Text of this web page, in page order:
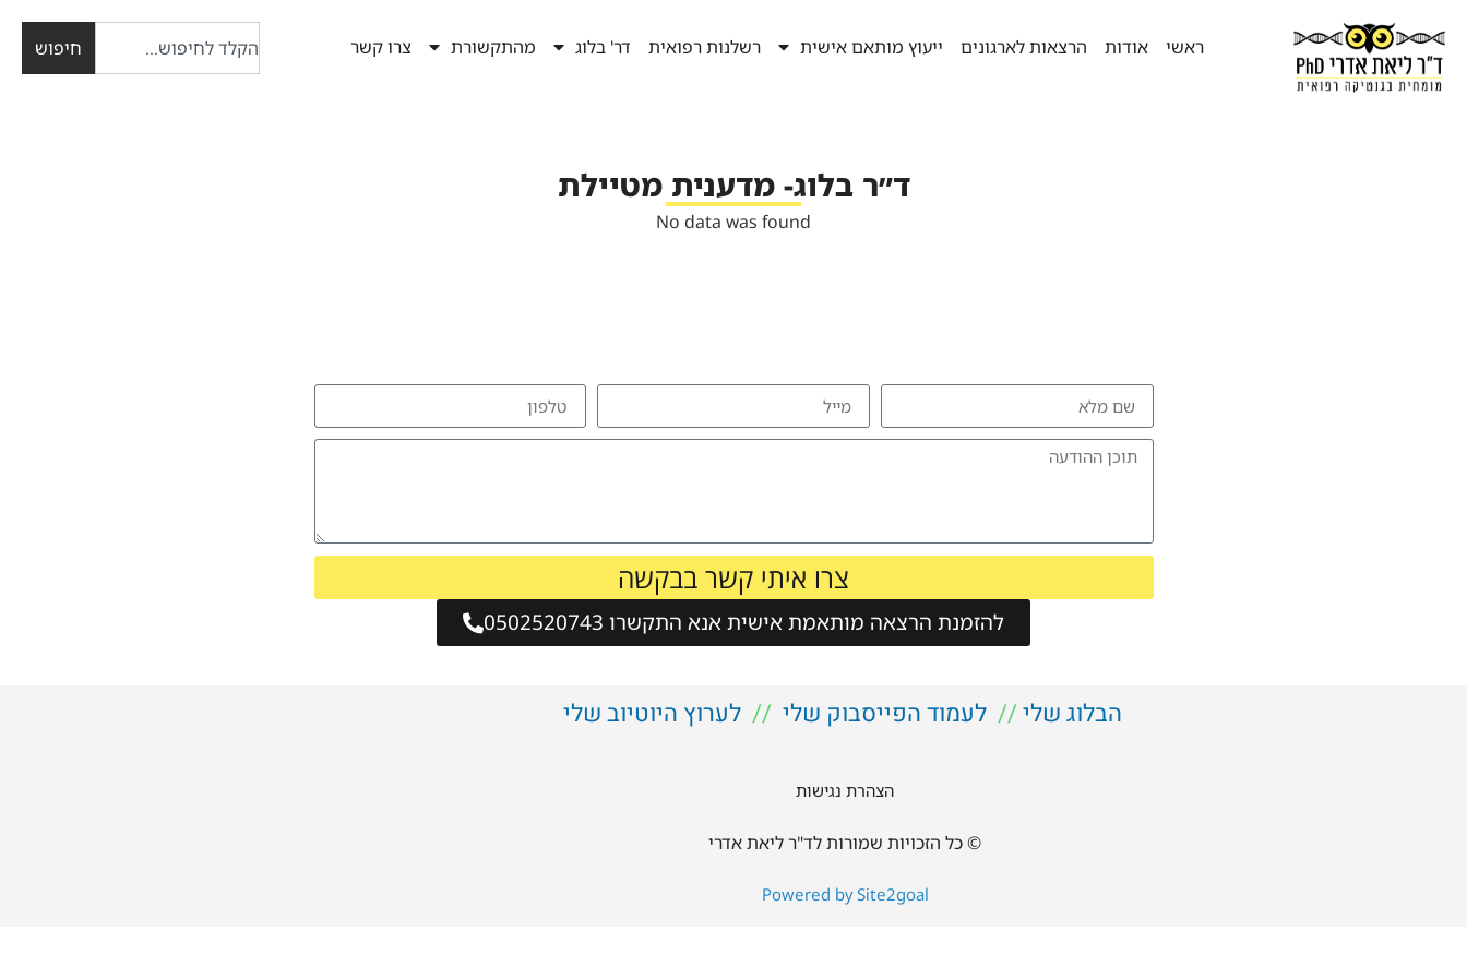
ראשי אודות הרצאות לארגונים ייעוץ מותאם אישית רשלנות רפואית דר' בלוג מהתקשורת צרו קשר חיפוש
ד״ר בלוג- מדענית מטיילת
No data was found
צרו איתי קשר בבקשה
להזמנת הרצאה מותאמת אישית אנא התקשרו 0502520743
הבלוג שלי// לעמוד הפייסבוק שלי //לערוץ היוטיוב שלי
הצהרת נגישות
© כל הזכויות שמורות לד"ר ליאת אדרי
Powered by Site2goal